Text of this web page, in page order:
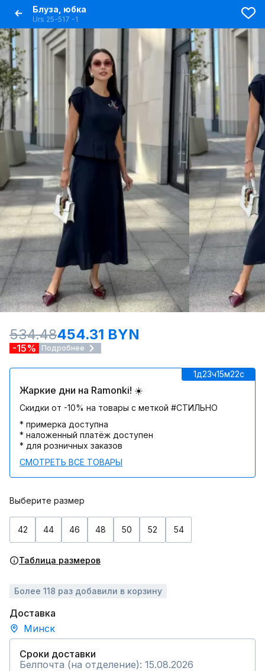
Блуза, юбка
Urs 25-517 -1
534.48454.31 BYN
-15% Подробнее
1д23ч15м22c
Жаркие дни на Ramonki! ☀️
Скидки от -10% на товары с меткой #СТИЛЬНО
* примерка доступна
* наложенный платёж доступен
* для розничных заказов
СМОТРЕТЬ ВСЕ ТОВАРЫ
Выберите размер
42 44 46 48 50 52 54
Таблица размеров
Более 118 раз добавили в корзину
Доставка
Минск
Сроки доставки
Белпочта (на отделение): 15.08.2026